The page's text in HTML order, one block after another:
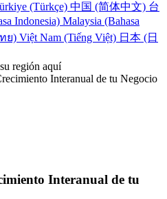
(Türkçe) 中国 (简体中文) 台
Indonesia) Malaysia (Bahasa
ย) Việt Nam (Tiếng Việt) 日本 (日
región aquí
Interanual de tu Negocio
Interanual de tu